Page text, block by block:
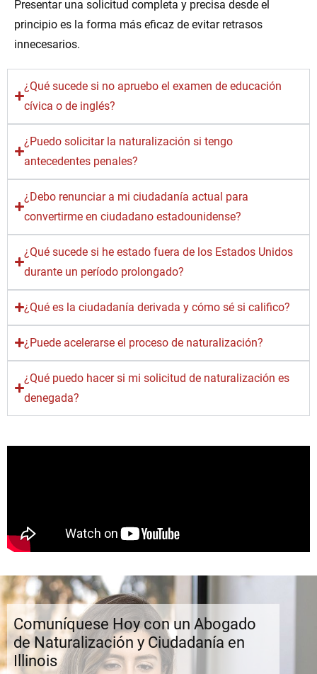
Presentar una solicitud completa y precisa desde el
principio es la forma más eficaz de evitar retrasos
innecesarios.
¿Qué sucede si no apruebo el examen de educación
cívica o de inglés?
¿Puedo solicitar la naturalización si tengo
antecedentes penales?
¿Debo renunciar a mi ciudadanía actual para
convertirme en ciudadano estadounidense?
¿Qué sucede si he estado fuera de los Estados Unidos
durante un período prolongado?
¿Qué es la ciudadanía derivada y cómo sé si califico?
¿Puede acelerarse el proceso de naturalización?
¿Qué puedo hacer si mi solicitud de naturalización es
denegada?
Comuníquese Hoy con un Abogado
de Naturalización y Ciudadanía en
Illinois